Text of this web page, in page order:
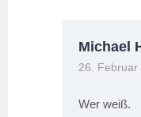
Michael
26.
Wer weiß.